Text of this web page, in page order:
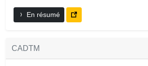
En résumé
CADTM